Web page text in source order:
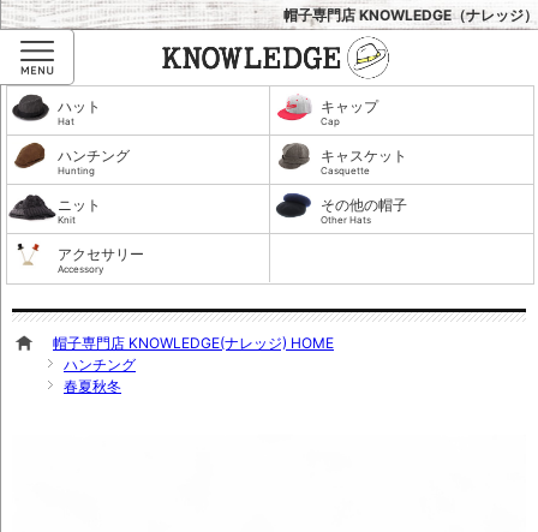
Menu
帽子専門店 KNOWLEDGE（ナレッジ）
ハット
Hat
キャップ
Cap
ハンチング
Hunting
キャスケット
Casquette
ニット
Knit
その他の帽子
Other Hats
アクセサリー
Accessory
帽子専門店 KNOWLEDGE(ナレッジ) HOME
ハンチング
春夏秋冬